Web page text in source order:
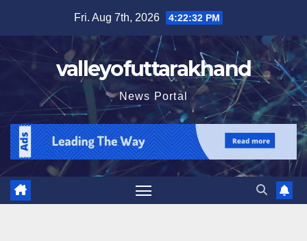
content
Fri. Aug 7th, 2026 4:22:33 PM
valleyofuttarakhand
News Portal